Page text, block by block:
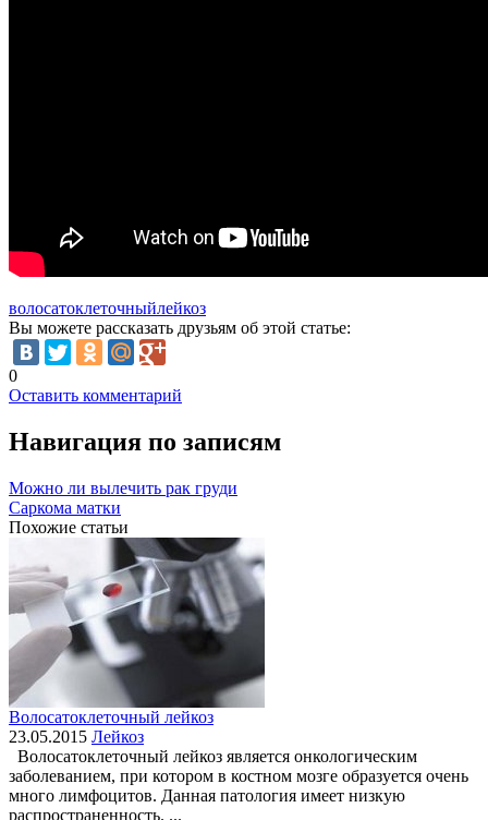
волосатоклеточныйлейкоз
Вы можете рассказать друзьям об этой статье:
0
Оставить комментарий
Навигация по записям
Можно ли вылечить рак груди
Саркома матки
Похожие статьи
Волосатоклеточный лейкоз
23.05.2015 Лейкоз
Волосатоклеточный лейкоз является онкологическим
заболеванием, при котором в костном мозге образуется очень
много лимфоцитов. Данная патология имеет низкую
распространенность. ...